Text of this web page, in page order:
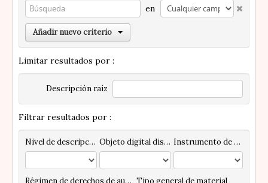
en
Añadir nuevo criterio
Limitar resultados por :
Descripción raíz
Filtrar resultados por :
Nivel de descripción Objeto digital disponibles Instrumento de descripción
Régimen de derechos de autor Tipo general de material